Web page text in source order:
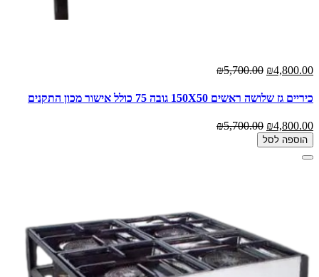
₪4,800.00
₪5,700.00
כיריים גז שלושה ראשים 150X50 גובה 75 כולל אישור מכון התקנים
₪4,800.00
₪5,700.00
הוספה לסל